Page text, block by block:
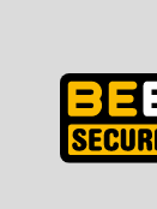
RègleN°5 – Se
RègleN°6 –